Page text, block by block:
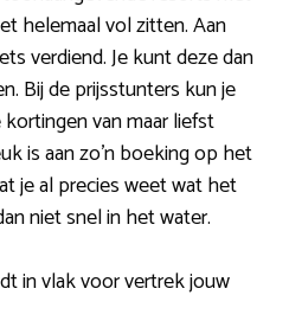
helemaal vol zitten. Aan
verdiend. Je kunt deze dan
Bij de prijsstunters kun je
van maar liefst
is aan zo’n boeking op het
je al precies weet wat het
niet snel in het water.
in vlak voor vertrek jouw